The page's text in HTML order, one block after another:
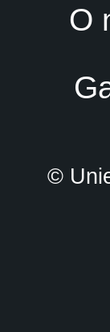
O
©